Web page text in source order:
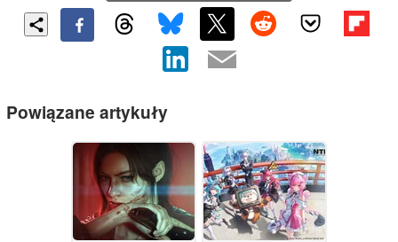
Powiązane artykuły